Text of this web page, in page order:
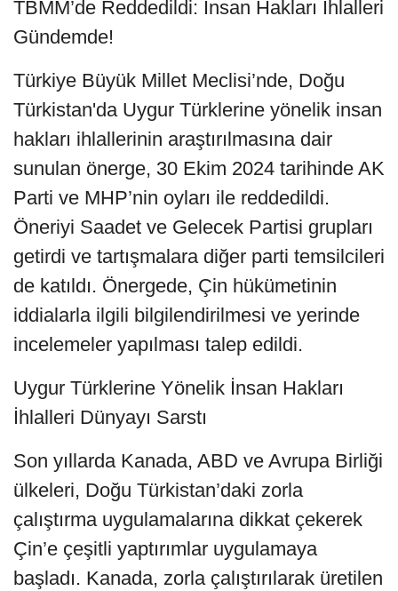
TBMM’de Reddedildi: İnsan Hakları İhlalleri
Gündemde!
Türkiye Büyük Millet Meclisi’nde, Doğu
Türkistan'da Uygur Türklerine yönelik insan
hakları ihlallerinin araştırılmasına dair
sunulan önerge, 30 Ekim 2024 tarihinde AK
Parti ve MHP’nin oyları ile reddedildi.
Öneriyi Saadet ve Gelecek Partisi grupları
getirdi ve tartışmalara diğer parti temsilcileri
de katıldı. Önergede, Çin hükümetinin
iddialarla ilgili bilgilendirilmesi ve yerinde
incelemeler yapılması talep edildi.
Uygur Türklerine Yönelik İnsan Hakları
İhlalleri Dünyayı Sarstı
Son yıllarda Kanada, ABD ve Avrupa Birliği
ülkeleri, Doğu Türkistan’daki zorla
çalıştırma uygulamalarına dikkat çekerek
Çin’e çeşitli yaptırımlar uygulamaya
başladı. Kanada, zorla çalıştırılarak üretilen